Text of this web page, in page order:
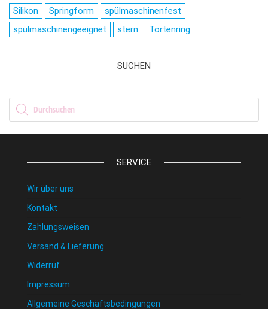
Silikon
Springform
spülmaschinenfest
spülmaschinengeeignet
stern Tortenring
SUCHEN
Products search
SERVICE
Wir über uns
Kontakt
Zahlungsweisen
Versand & Lieferung
Widerruf
Impressum
Allgemeine Geschäftsbedingungen